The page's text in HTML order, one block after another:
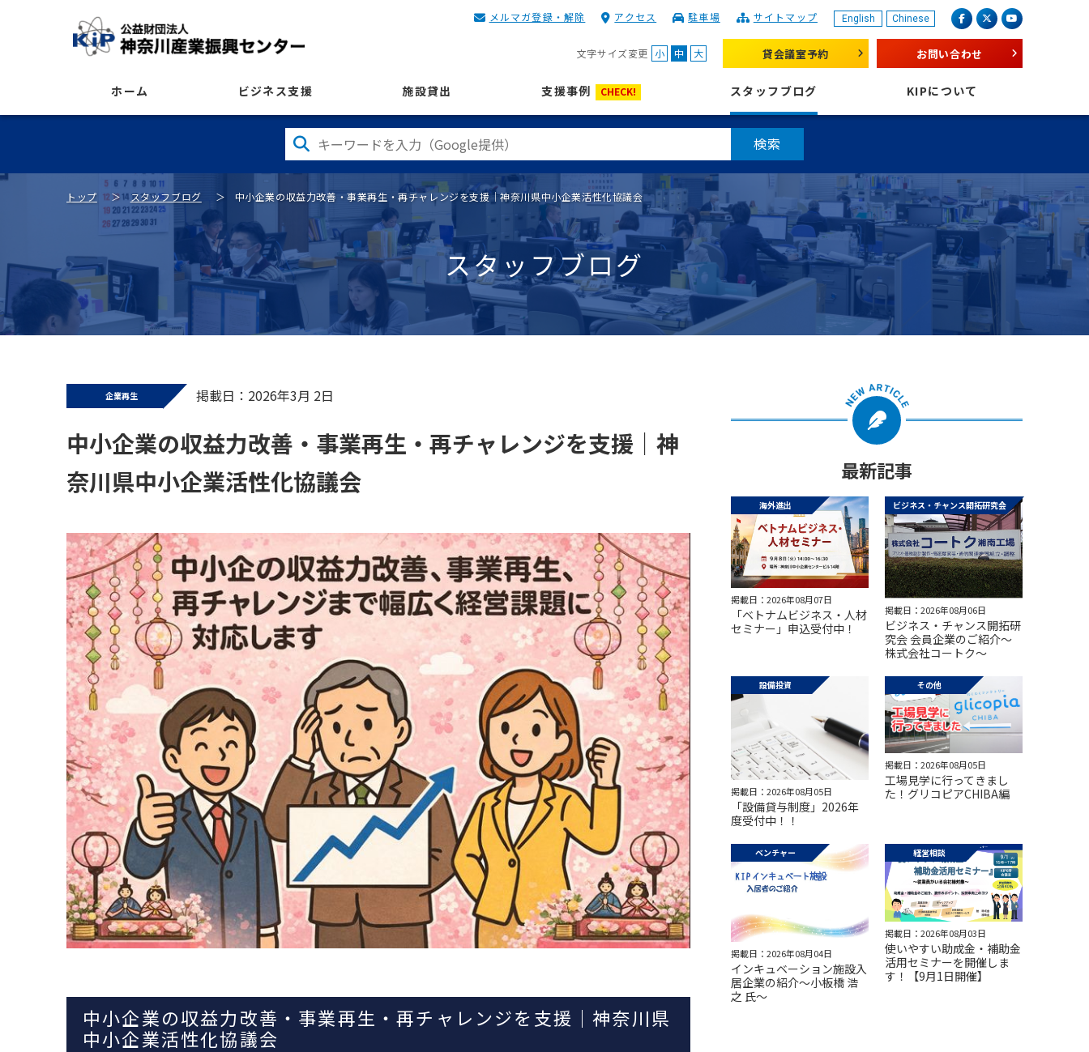
KIP | 公益財団法人 神奈川産業振興センター English Chinese facebookX（旧 twitter）
youtube
メルマガ登録・解除 アクセス 駐車場 サイトマップ
文字サイズ変更 小 中 大 貸会議室予約 お問い合わせ
ホーム ビジネス支援 施設貸出 支援事例 CHECK! スタッフブログ KIPについて
検索
トップ スタッフブログ 中小企業の収益力改善・事業再生・再チャレンジを支援｜神奈川県中小企業活性化協議会
スタッフブログ
企業再生 掲載日：2026年3月 2日
中小企業の収益力改善・事業再生・再チャレンジを支援｜神
奈川県中小企業活性化協議会
中小企業の収益力改善・事業再生・再チャレンジを支援｜神奈川県
中小企業活性化協議会
最新記事
海外進出
掲載日：2026年08月07日
「ベトナムビジネス・人材
セミナー」申込受付中！
ビジネス・チャンス開拓研究会
掲載日：2026年08月06日
ビジネス・チャンス開拓研
究会 会員企業のご紹介～
株式会社コートク～
設備投資
掲載日：2026年08月05日
「設備貸与制度」2026年
度受付中！！
その他
掲載日：2026年08月05日
工場見学に行ってきまし
た！グリコピアCHIBA編
ベンチャー
掲載日：2026年08月04日
インキュベーション施設入
居企業の紹介～小板橋 浩
之 氏～
経営相談
掲載日：2026年08月03日
使いやすい助成金・補助金
活用セミナーを開催しま
す！【9月1日開催】